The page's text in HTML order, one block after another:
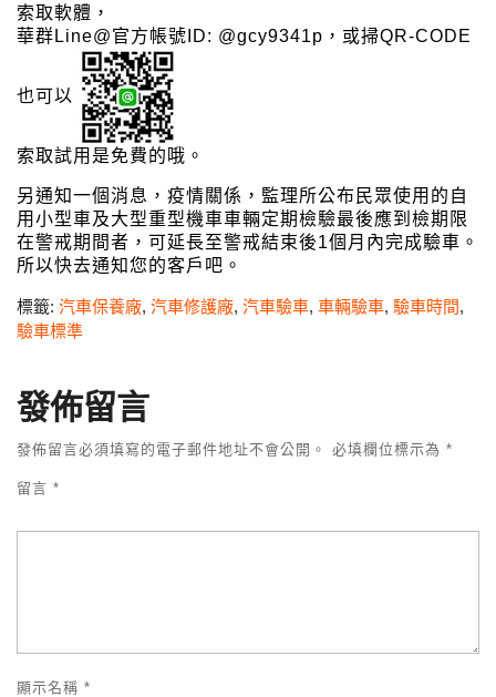
索取軟體，
華群Line@官方帳號ID: @gcy9341p，或掃QR-CODE
也可以
索取試用是免費的哦。
另通知一個消息，疫情關係，監理所公布民眾使用的自
用小型車及大型重型機車車輛定期檢驗最後應到檢期限
在警戒期間者，可延長至警戒結束後1個月內完成驗車。
所以快去通知您的客戶吧。
標籤: 汽車保養廠, 汽車修護廠, 汽車驗車, 車輛驗車, 驗車時間,
驗車標準
發佈留言
發佈留言必須填寫的電子郵件地址不會公開。 必填欄位標示為 *
留言 *
顯示名稱 *